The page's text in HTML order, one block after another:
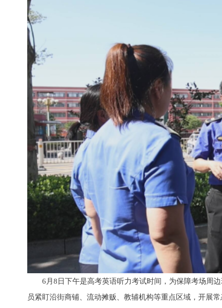
6月8日下午是高考英语听力考试时间，为保障考场周
员紧盯沿街商铺、流动摊贩、教辅机构等重点区域，开展